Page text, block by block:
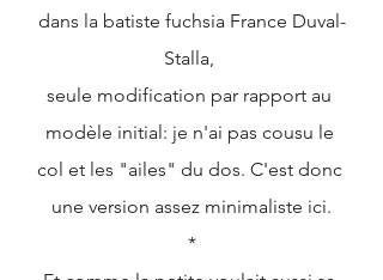
dans la batiste fuchsia France Duval-
Stalla,
seule modification par rapport au
modèle initial: je n'ai pas cousu le
col et les "ailes" du dos. C'est donc
une version assez minimaliste ici.
*